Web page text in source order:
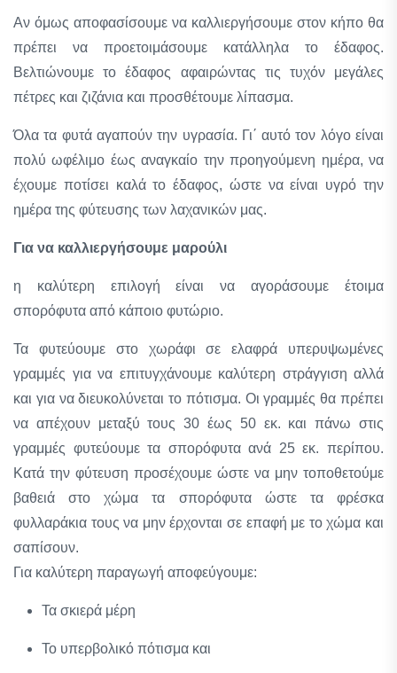
Αν όμως αποφασίσουμε να καλλιεργήσουμε στον κήπο θα
πρέπει να προετοιμάσουμε κατάλληλα το έδαφος.
Βελτιώνουμε το έδαφος αφαιρώντας τις τυχόν μεγάλες
πέτρες και ζιζάνια και προσθέτουμε λίπασμα.
Όλα τα φυτά αγαπούν την υγρασία. Γι΄ αυτό τον λόγο είναι
πολύ ωφέλιμο έως αναγκαίο την προηγούμενη ημέρα, να
έχουμε ποτίσει καλά το έδαφος, ώστε να είναι υγρό την
ημέρα της φύτευσης των λαχανικών μας.
Για να καλλιεργήσουμε μαρούλι
η καλύτερη επιλογή είναι να αγοράσουμε έτοιμα
σπορόφυτα από κάποιο φυτώριο.
Τα φυτεύουμε στο χωράφι σε ελαφρά υπερυψωμένες
γραμμές για να επιτυγχάνουμε καλύτερη στράγγιση αλλά
και για να διευκολύνεται το πότισμα. Οι γραμμές θα πρέπει
να απέχουν μεταξύ τους 30 έως 50 εκ. και πάνω στις
γραμμές φυτεύουμε τα σπορόφυτα ανά 25 εκ. περίπου.
Κατά την φύτευση προσέχουμε ώστε να μην τοποθετούμε
βαθειά στο χώμα τα σπορόφυτα ώστε τα φρέσκα
φυλλαράκια τους να μην έρχονται σε επαφή με το χώμα και
σαπίσουν.
Για καλύτερη παραγωγή αποφεύγουμε:
Τα σκιερά μέρη
Το υπερβολικό πότισμα και